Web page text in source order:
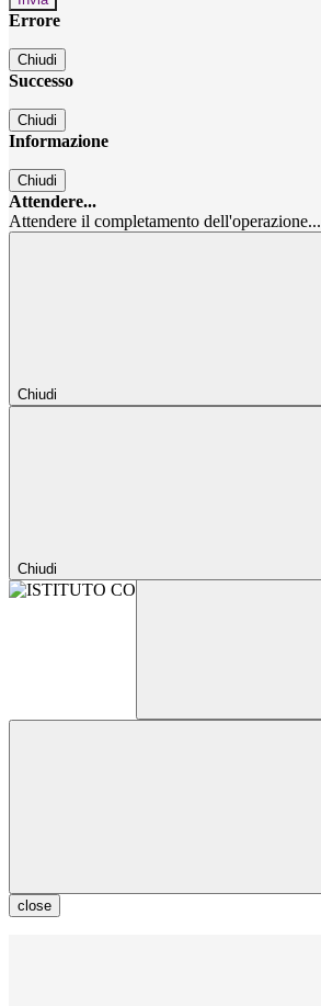
Errore
Chiudi
Successo
Chiudi
Informazione
Chiudi
Attendere...
Attendere il completamento dell'operazione...
Chiudi
Chiudi
close